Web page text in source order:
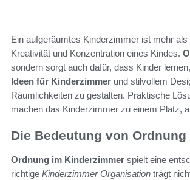
Ein aufgeräumtes Kinderzimmer ist mehr
Kreativität und Konzentration eines Kindes.
sondern sorgt auch dafür, dass Kinder
Ideen für Kinderzimmer und stilvollem
Räumlichkeiten zu gestalten. Praktische
machen das Kinderzimmer zu einem Platz,
Die Bedeutung von
Ordnung im Kinderzimmer spielt eine
richtige Kinderzimmer Organisation trägt